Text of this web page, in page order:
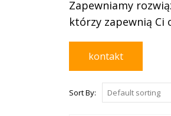
Zapewniamy
którzy zapewnią
kontakt
Sort By: